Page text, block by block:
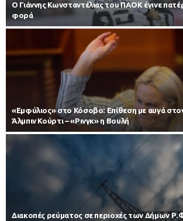
Ο Γιάννης Κωνσταντέλιας του ΠΑΟΚ έγινε
φορά
«Εμφύλιος» στο Κόσοβο: Επίθεση με αυγά
Άλμπιν Κούρτι – «Ρινγκ» η Βουλή
Διακοπές ρεύματος σε περιοχές των Δήμων